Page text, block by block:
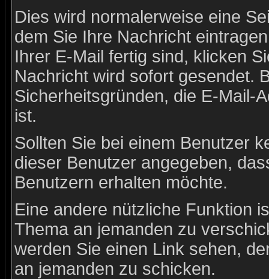
Dies wird normalerweise eine
dem Sie Ihre Nachricht
Ihrer E-Mail fertig sind, klicken
Nachricht wird sofort gesendet.
Sicherheitsgründen, die E-Mail-
ist.
Sollten Sie bei einem Benutzer
dieser Benutzer angegeben,
Benutzern erhalten möchte.
Eine andere nützliche Funktion
Thema an jemanden zu
werden Sie einen Link sehen,
an jemanden zu schicken.